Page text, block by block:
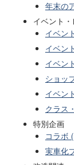
年末の
イベント
イベン
イベン
イベン
ショッ
イベン
クラス
特別企画
コラボ
実車化